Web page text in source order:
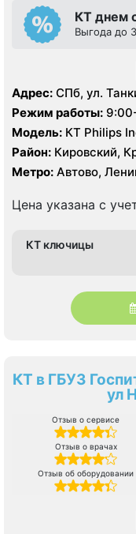
КТ днем
Выгода до
Адрес: СПб, ул.
Режим работы:
Модель: КТ Philips
Район: Кировский,
Метро: Автово,
Цена указана с
КТ ключицы
КТ в ГБУЗ
ул
Отзыв о сервисе
Отзыв о врачах
Отзыв об оборудовании